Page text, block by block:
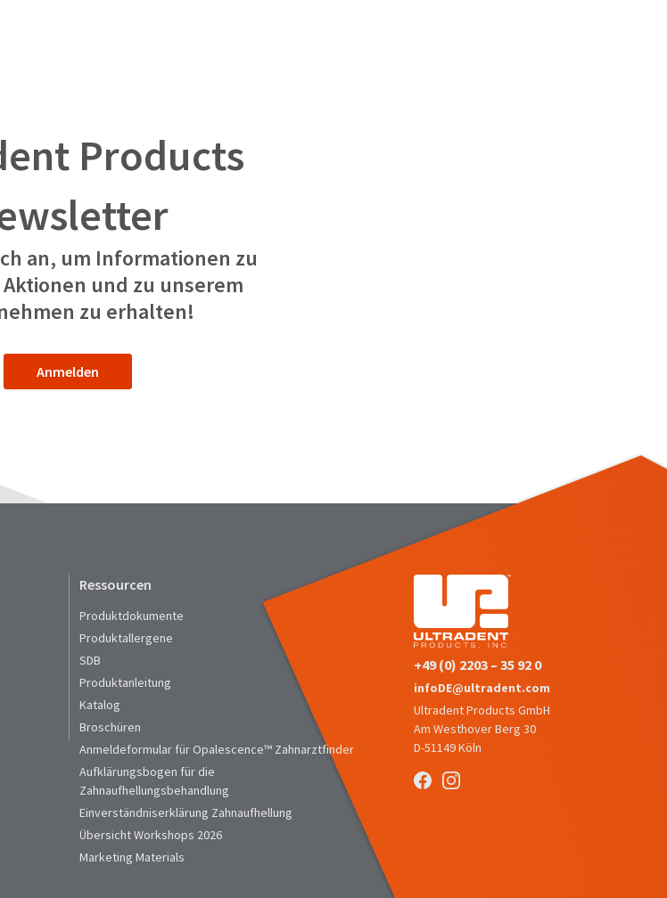
Products
an, um Informationen zu
und zu unserem
zu erhalten!
Anmelden
Ressourcen
Produktdokumente
Produktallergene
SDB
Produktanleitung
Katalog
Broschüren
Anmeldeformular für Opalescence™ Zahnarztfinder
Aufklärungsbogen für die
Zahnaufhellungsbehandlung
Einverständniserklärung Zahnaufhellung
Übersicht Workshops 2026
Marketing Materials
+49 (0) 2203 – 35 92 0
infoDE@ultradent.com
Ultradent Products GmbH
Am Westhover Berg 30
D-51149 Köln